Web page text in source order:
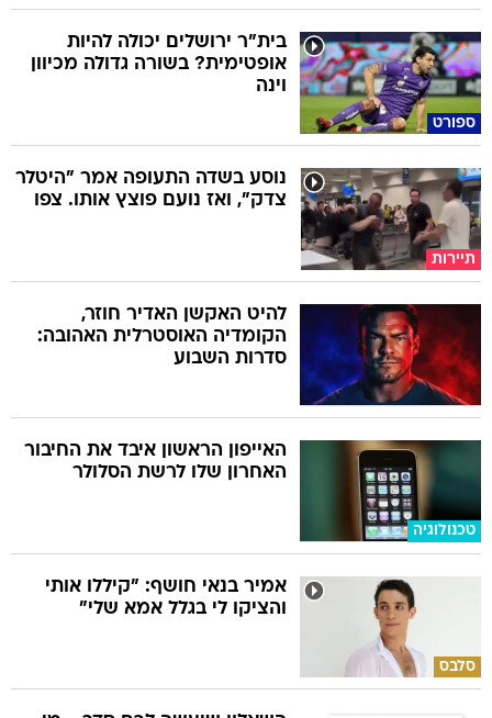
ספורט
בית"ר ירושלים יכולה להיות
אופטימית? בשורה גדולה מכיוון
וינה
תיירות
נוסע בשדה התעופה אמר "היטלר
צדק", ואז נועם פוצץ אותו. צפו
להיט האקשן האדיר חוזר,
הקומדיה האוסטרלית האהובה:
סדרות השבוע
טכנולוגיה
האייפון הראשון איבד את החיבור
האחרון שלו לרשת הסלולר
סלבס
אמיר בנאי חושף: "קיללו אותי
והציקו לי בגלל אמא שלי"